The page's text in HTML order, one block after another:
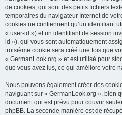
de cookies, qui sont des petits fichiers
temporaires du navigateur Internet de
cookies ne contiennent qu’un identifiant
« user-id ») et un identifiant de session
id »), qui vous sont automatiquement
troisième cookie sera créé une fois que
« GermanLook.org » et est utilisé pour
que vous avez lus, ce qui améliore votre
Nous pouvons également créer des
naviguant sur « GermanLook.org », bien
document qui est prévu pour couvrir
phpBB. La seconde manière est de